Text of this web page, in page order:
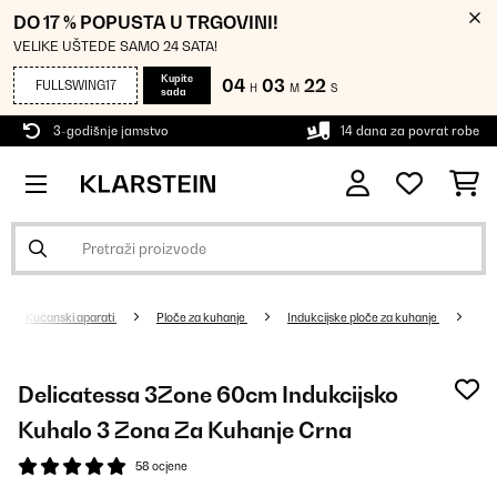
DO 17 % POPUSTA U TRGOVINI!
VELIKE UŠTEDE SAMO 24 SATA!
FULLSWING17
Kupite
sada
04 H 03 M 21 S
3-godišnje jamstvo 14 dana za povrat robe
Kućanski aparati Ploče za kuhanje Indukcijske ploče za kuhanje
Delicatessa 3Zone 60cm Indukcijsko
Kuhalo 3 Zona Za Kuhanje Crna
58 ocjene